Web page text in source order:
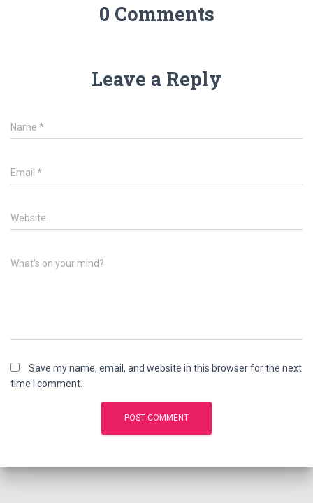
0 Comments
Leave a Reply
Name *
Email *
Website
What's on your mind?
Save my name, email, and website in this browser for the next
time I comment.